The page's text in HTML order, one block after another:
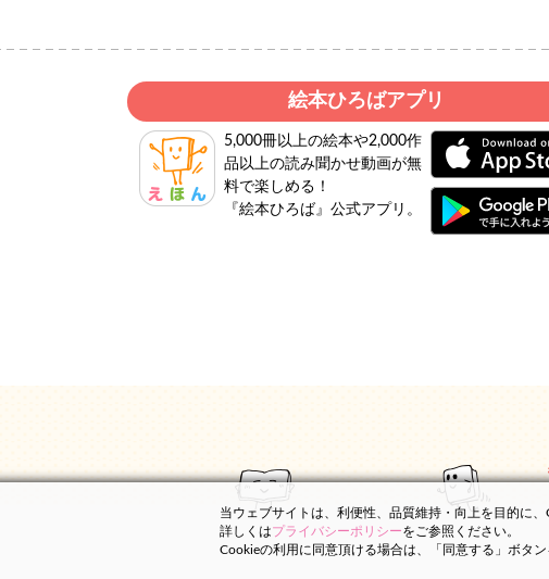
絵本ひろばアプリ
5,000冊以上の絵本や2,000作
品以上の読み聞かせ動画が無
料で楽しめる！
『絵本ひろば』公式アプリ。
当ウェブサイトは、利便性、品質維持・向上を目的に、
詳しくはプライバシーポリシーをご参照ください。
Cookieの利用に同意頂ける場合は、「同意する」ボタン